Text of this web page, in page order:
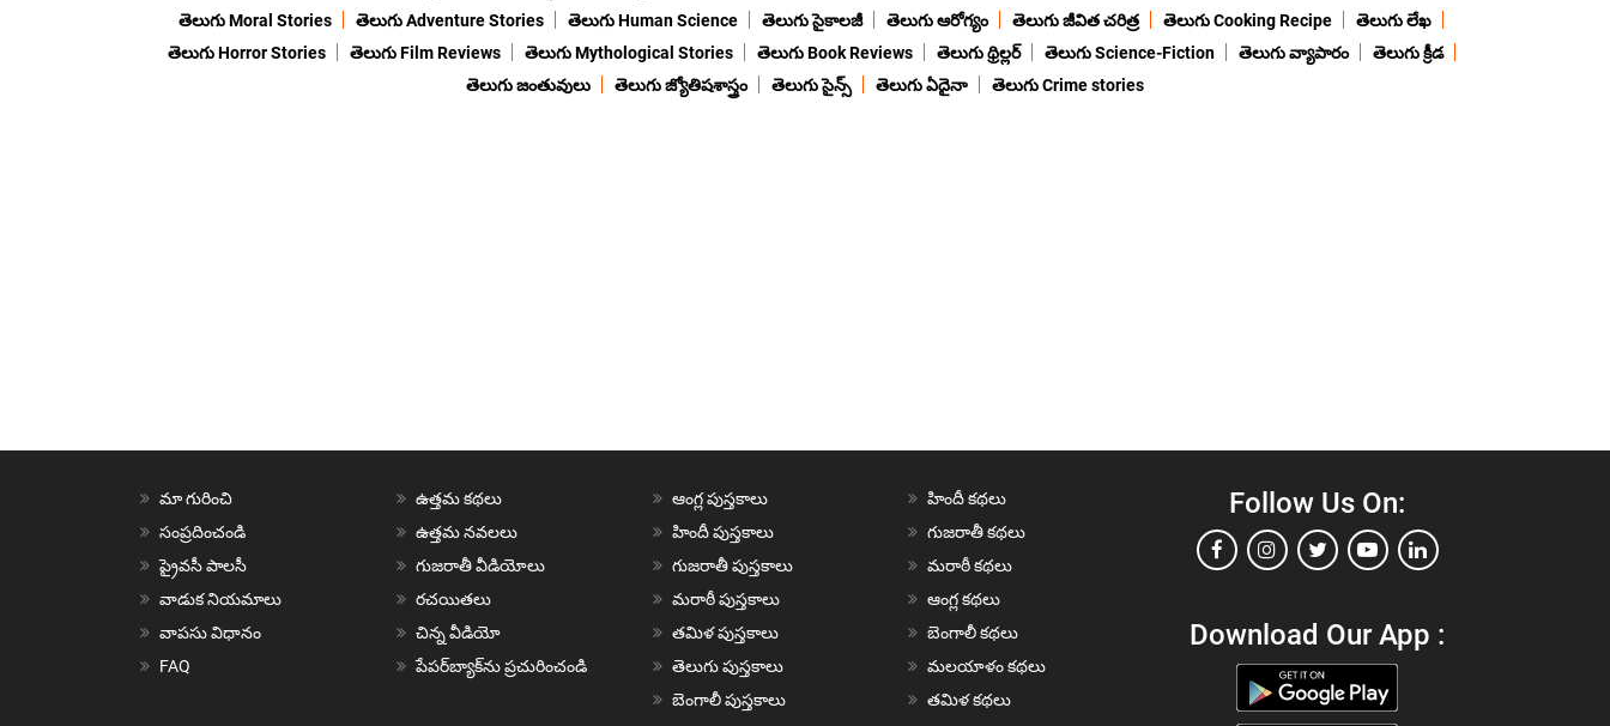
తెలుగు Moral Stories
తెలుగు Adventure Stories తెలుగు Human Science తెలుగు సైకాలజీ తెలుగు ఆరోగ్యం తెలుగు జీవిత చరిత్ర తెలుగు Cooking Recipe
తెలుగు లేఖ
తెలుగు Horror Stories
తెలుగు Film Reviews తెలుగు Mythological Stories తెలుగు Book Reviews తెలుగు థ్రిల్లర్ తెలుగు Science-Fiction తెలుగు వ్యాపారం
తెలుగు క్రీడ
తెలుగు జంతువులు
తెలుగు జ్యోతిషశాస్త్రం తెలుగు సైన్స్ తెలుగు ఏదైనా తెలుగు Crime stories
మా గురించి
సంప్రదించండి
ప్రైవసీ పాలసీ
వాడుక నియమాలు
వాపసు విధానం
FAQ
ఉత్తమ కథలు
ఉత్తమ నవలలు
గుజరాతీ వీడియోలు
రచయితలు
చిన్న వీడియో
పేపర్‌బ్యాక్‌ను ప్రచురించండి
ఆంగ్ల పుస్తకాలు
హిందీ పుస్తకాలు
గుజరాతీ పుస్తకాలు
మరాఠీ పుస్తకాలు
తమిళ పుస్తకాలు
తెలుగు పుస్తకాలు
బెంగాలీ పుస్తకాలు
హిందీ కథలు
గుజరాతీ కథలు
మరాఠీ కథలు
ఆంగ్ల కథలు
బెంగాలీ కథలు
మలయాళం కథలు
తమిళ కథలు
Follow Us On:
Download Our App :